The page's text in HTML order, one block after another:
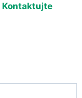
Kontaktujte